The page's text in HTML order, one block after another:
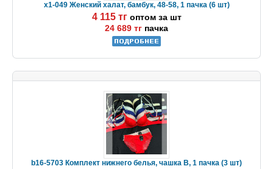
x1-049 Женский халат, бамбук, 48-58, 1 пачка (6 шт)
4 115 тг оптом за шт
24 689 тг пачка
b16-5703 Комплект нижнего белья, чашка B, 1 пачка (3 шт)